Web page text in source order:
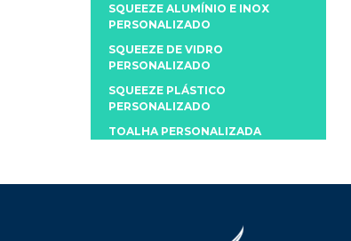
SQUEEZE ALUMÍNIO E INOX
PERSONALIZADO
SQUEEZE DE VIDRO
PERSONALIZADO
SQUEEZE PLÁSTICO
PERSONALIZADO
TOALHA PERSONALIZADA